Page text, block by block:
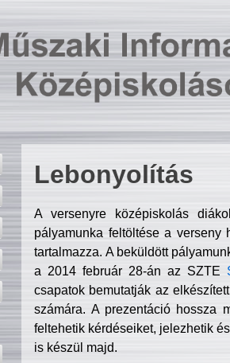
Lebonyolítás
A versenyre középiskolás
pályamunka feltöltése a verseny
tartalmazza. A beküldött
a 2014 február 28-án az SZTE
csapatok bemutatják az
számára. A prezentáció hossza
feltehetik kérdéseiket, jelezhetik
is készül majd.